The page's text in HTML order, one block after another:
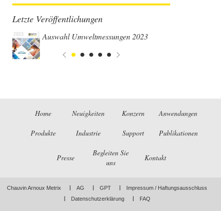
Letzte Veröffentlichungen
Auswahl Umweltmessungen 2023
Home Neuigkeiten Konzern Anwendungen
Produkte Industrie Support Publikationen
Presse
Begleiten Sie
uns
Kontakt
Chauvin Arnoux Metrix AG GPT
Impressum / Haftungsausschluss
Datenschutzerklärung
FAQ